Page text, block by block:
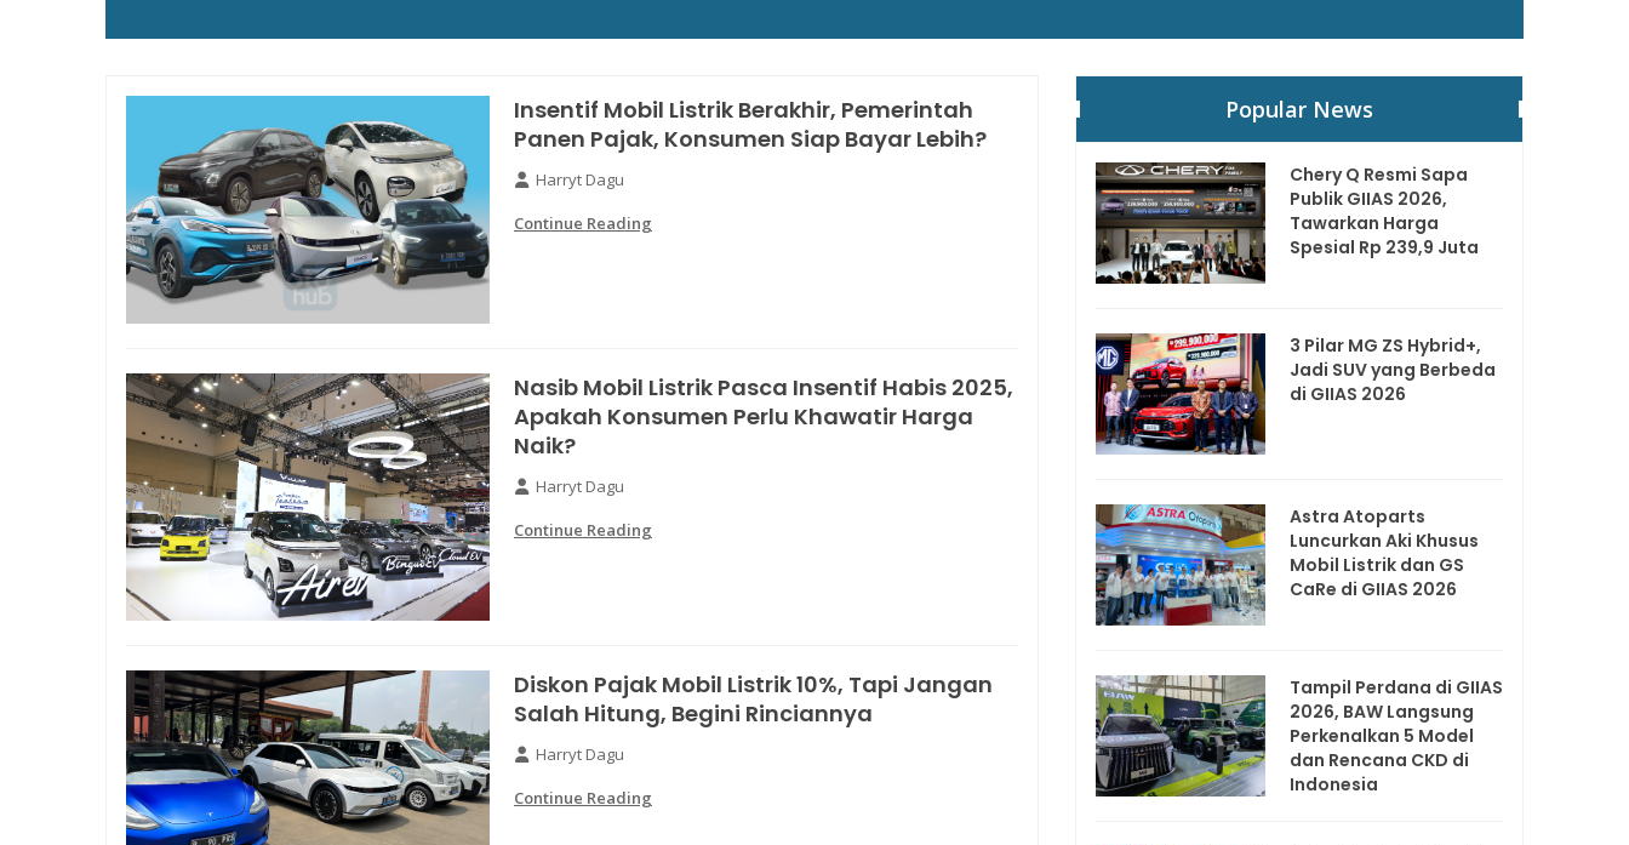
Insentif Mobil Listrik Berakhir, Pemerintah
Panen Pajak, Konsumen Siap Bayar Lebih?
Harryt Dagu
Continue Reading
Nasib Mobil Listrik Pasca Insentif Habis 2025,
Apakah Konsumen Perlu Khawatir Harga
Naik?
Harryt Dagu
Continue Reading
Diskon Pajak Mobil Listrik 10%, Tapi Jangan
Salah Hitung, Begini Rinciannya
Harryt Dagu
Continue Reading
Popular News
Chery Q Resmi Sapa
Publik GIIAS 2026,
Tawarkan Harga
Spesial Rp 239,9 Juta
3 Pilar MG ZS Hybrid+,
Jadi SUV yang Berbeda
di GIIAS 2026
Astra Atoparts
Luncurkan Aki Khusus
Mobil Listrik dan GS
CaRe di GIIAS 2026
Tampil Perdana di GIIAS
2026, BAW Langsung
Perkenalkan 5 Model
dan Rencana CKD di
Indonesia